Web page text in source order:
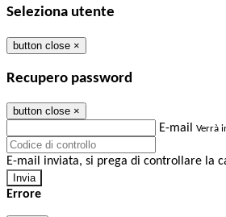
Seleziona utente
button close ×
Recupero password
button close ×
E-mail Verrà
E-mail inviata, si prega di controllare la
Errore